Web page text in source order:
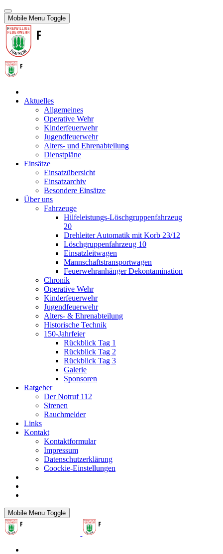
Mobile Menu Toggle
Aktuelles
Allgemeines
Operative Wehr
Kinderfeuerwehr
Jugendfeuerwehr
Alters- und Ehrenabteilung
Dienstpläne
Einsätze
Einsatzübersicht
Einsatzarchiv
Besondere Einsätze
Über uns
Fahrzeuge
Hilfeleistungs-Löschgruppenfahrzeug
20
Drehleiter Automatik mit Korb 23/12
Löschgruppenfahrzeug 10
Einsatzleitwagen
Mannschaftstransportwagen
Feuerwehranhänger Dekontamination
Chronik
Operative Wehr
Kinderfeuerwehr
Jugendfeuerwehr
Alters- & Ehrenabteilung
Historische Technik
150-Jahrfeier
Rückblick Tag 1
Rückblick Tag 2
Rückblick Tag 3
Galerie
Sponsoren
Ratgeber
Der Notruf 112
Sirenen
Rauchmelder
Links
Kontakt
Kontaktformular
Impressum
Datenschutzerklärung
Coockie-Einstellungen
Mobile Menu Toggle